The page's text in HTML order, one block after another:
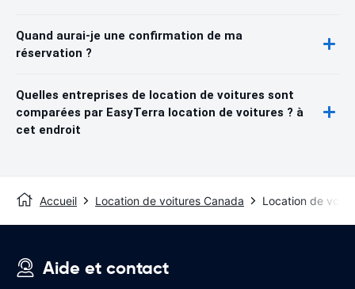
Quand aurai-je une confirmation de ma
réservation ?
Quelles entreprises de location de voitures sont
comparées par EasyTerra location de voitures ? à
cet endroit
Accueil Location de voitures Canada Location de
Aide et contact